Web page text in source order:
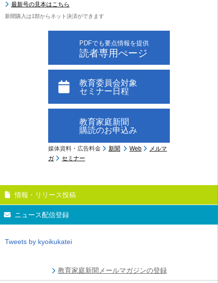
最新号の見本はこちら
新聞購入は1部からネット決済ができます
PDFでも要点情報を提供
読者専用ぺージ
教育委員会対象
セミナー日程
教育家庭新聞
購読のお申込み
媒体資料・広告料金 新聞 Web
メルマ
ガ
セミナー
情報・リリース投稿
ニュース配信登録
Tweets by kyoikukatei
教育家庭新聞メールマガジンの登録